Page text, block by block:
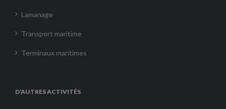
Lamanage
Transport maritime
Terminaux maritimes
D’AUTRES ACTIVITÉS